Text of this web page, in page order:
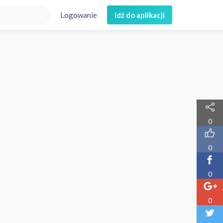
Logowanie Idź do aplikacji
0
0
0
0